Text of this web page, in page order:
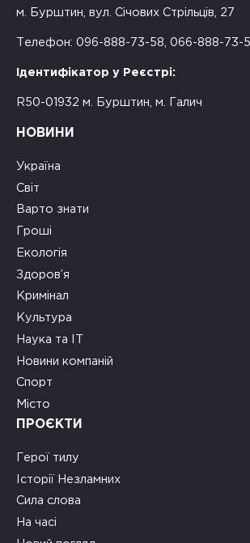
м. Бурштин, вул. Січових Стрільців, 27
Телефон: 096-888-73-58, 066-888-73-
Ідентифікатор у Реєстрі:
R50-01932 м. Бурштин, м. Галич
НОВИНИ
Україна
Світ
Варто знати
Гроші
Екологія
Здоров’я
Кримінал
Культура
Наука та ІТ
Новини компаній
Спорт
Місто
ПРОЄКТИ
Герої тилу
Історії Незламних
Сила слова
На часі